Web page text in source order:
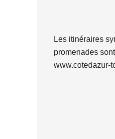
Les itinéraires
promenades
www.cotedazur-